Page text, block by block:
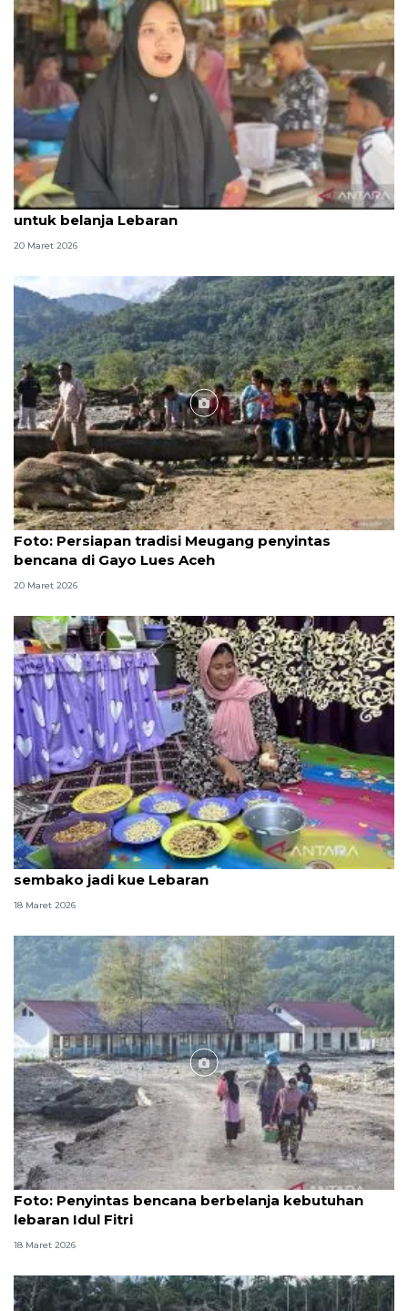
Penyintas seberang sungai dan tempu jalur darat
untuk belanja Lebaran
20 Maret 2026
Foto
Foto: Persiapan tradisi Meugang penyintas
bencana di Gayo Lues Aceh
20 Maret 2026
Penyintas di huntara Agam Sumbar olah bantuan
sembako jadi kue Lebaran
18 Maret 2026
Foto
Foto: Penyintas bencana berbelanja kebutuhan
lebaran Idul Fitri
18 Maret 2026